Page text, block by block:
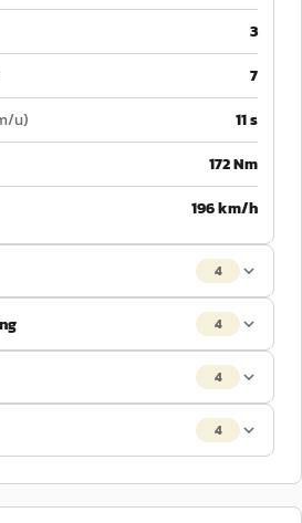
3
7
u)
11 s
172 Nm
196 km/h
4
4
4
4